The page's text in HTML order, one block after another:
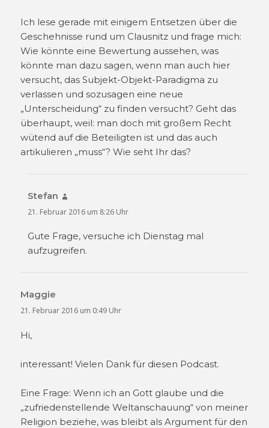
Ich lese gerade mit einigem Entsetzen über die
Geschehnisse rund um Clausnitz und frage mich:
Wie könnte eine Bewertung aussehen, was
könnte man dazu sagen, wenn man auch hier
versucht, das Subjekt-Objekt-Paradigma zu
verlassen und sozusagen eine neue
„Unterscheidung“ zu finden versucht? Geht das
überhaupt, weil: man doch mit großem Recht
wütend auf die Beteiligten ist und das auch
artikulieren „muss“? Wie seht Ihr das?
Stefan
21. Februar 2016 um 8:26 Uhr
Gute Frage, versuche ich Dienstag mal
aufzugreifen.
Maggie
21. Februar 2016 um 0:49 Uhr
Hi,
interessant! Vielen Dank für diesen Podcast.
Eine Frage: Wenn ich an Gott glaube und die
„zufriedenstellende Weltanschauung“ von meiner
Religion beziehe, was bleibt als Argument für den